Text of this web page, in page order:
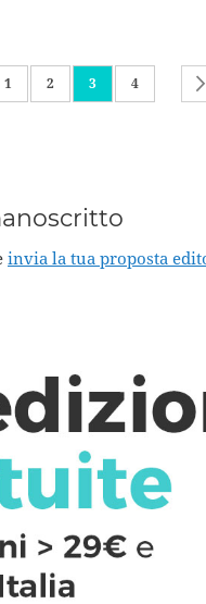
Pagina
1 Pagina
2 Attualmente stai
3 Pagina
4
invia la tua proposta